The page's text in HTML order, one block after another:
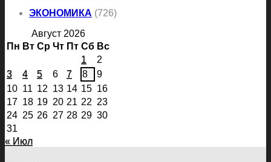
ЭКОНОМИКА (726)
Август 2026
Пн Вт Ср Чт Пт Сб Вс
1
2
3
4 5 6 7 8
9
10 11 12 13 14 15 16
17 18 19 20 21 22 23
24 25 26 27 28 29 30
31
« Июл